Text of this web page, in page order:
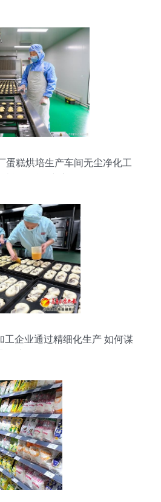
蛋糕烘培生产车间无尘净化工
工企业通过精细化生产 如何谋